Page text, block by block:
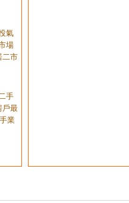
氣
場
二市
手
戶最
業